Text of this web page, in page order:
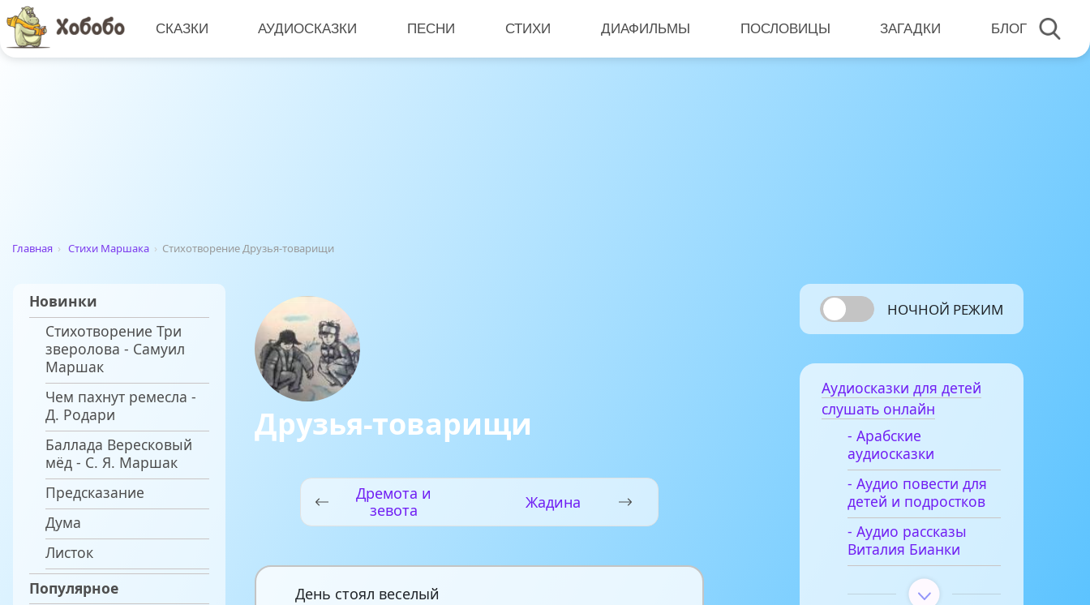
СКАЗКИ АУДИОСКАЗКИ ПЕСНИ СТИХИ ДИАФИЛЬМЫ ПОСЛОВИЦЫ ЗАГАДКИ БЛОГ
Главная › Стихи Маршака › Стихотворение Друзья-товарищи
Новинки
Стихотворение Три
зверолова - Самуил
Маршак
Чем пахнут ремесла -
Д. Родари
Баллада Вересковый
мёд - С. Я. Маршак
Предсказание
Дума
Листок
Популярное
Друзья-товарищи
Дремота и
зевота
Жадина
День стоял веселый
НОЧНОЙ РЕЖИМ
Аудиосказки для детей
слушать онлайн
- Арабские
аудиосказки
- Аудио повести для
детей и подростков
- Аудио рассказы
Виталия Бианки